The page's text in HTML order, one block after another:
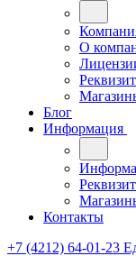
О
Блог
Информация
Контакты
+7 (4212) 64-01-23